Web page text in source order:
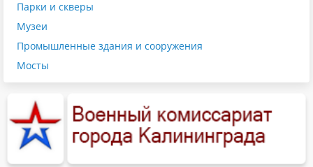
Парки и скверы
Музеи
Промышленные здания и сооружения
Мосты